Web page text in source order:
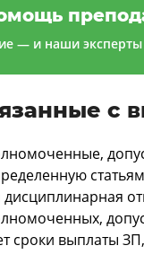
— и наши эксперты
с
дисциплинарная
сроки выплаты